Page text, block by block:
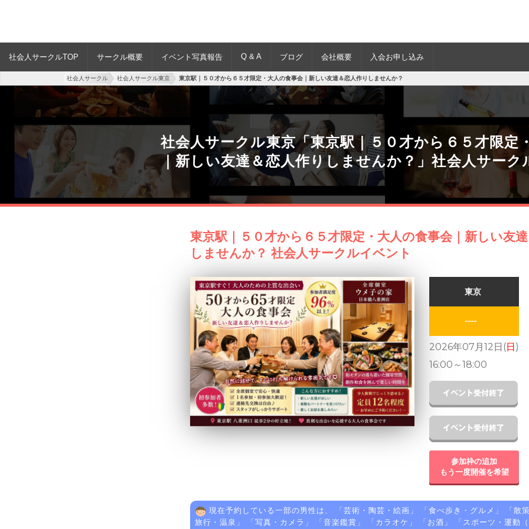
社会人サークルTOP サークル概要 イベント写真報告 Q & A ブログ 会社概要 入会お申し込み
社会人サークル 社会人サークル東京 東京駅｜５０才から６５才限定・大人の食事会｜新しい友達＆恋人作りしませんか？
社会人サークル東京「東京駅｜５０才から６５才限定
｜新しい友達＆恋人作りしませんか？」社会人サーク
東京駅｜５０才から６５才限定・大人の食事会｜新しい友
しませんか？ 社会人サークルイベント
東京
----
2026年07月12日(日)
16:00 ～18:00
参加枠の追加
もう一度開催を希望
現在予約している一部の男性は、 「芸術・陶芸・絵画 」 「食べ歩き・グルメ 」 「散
旅行・温泉 」 「写真・カメラ 」 「音楽鑑賞 」 「 カラオケ 」 「お酒 」 「 スポーツ・運動